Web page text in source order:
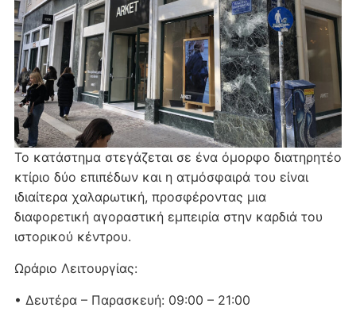
Το κατάστημα στεγάζεται σε ένα όμορφο διατηρητέο
κτίριο δύο επιπέδων και η ατμόσφαιρά του είναι
ιδιαίτερα χαλαρωτική, προσφέροντας μια
διαφορετική αγοραστική εμπειρία στην καρδιά του
ιστορικού κέντρου.
Ωράριο Λειτουργίας:
• Δευτέρα – Παρασκευή: 09:00 – 21:00